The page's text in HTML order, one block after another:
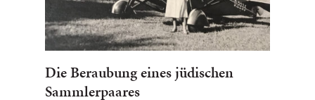
Die Beraubung eines jüdischen
Sammlerpaares